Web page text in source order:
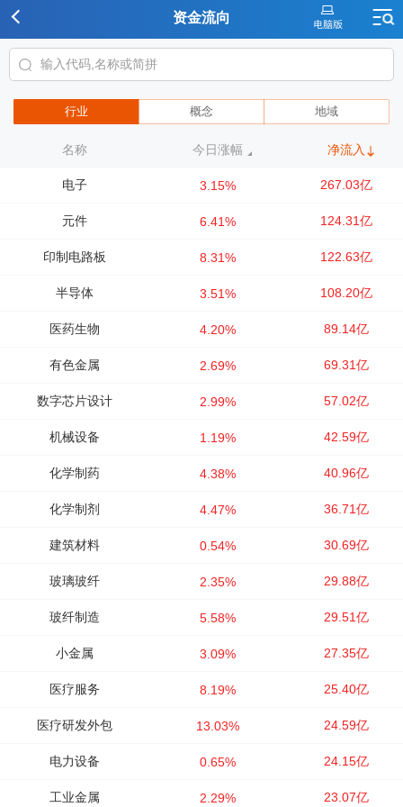
资金流向
行业 概念 地域
名称 今日涨幅 净流入
电子 3.15% 267.03亿
元件 6.41% 124.31亿
印制电路板 8.31% 122.63亿
半导体 3.51% 108.20亿
医药生物 4.20% 89.14亿
有色金属 2.69% 69.31亿
数字芯片设计 2.99% 57.02亿
机械设备 1.19% 42.59亿
化学制药 4.38% 40.96亿
化学制剂 4.47% 36.71亿
建筑材料 0.54% 30.69亿
玻璃玻纤 2.35% 29.88亿
玻纤制造 5.58% 29.51亿
小金属 3.09% 27.35亿
医疗服务 8.19% 25.40亿
医疗研发外包 13.03% 24.59亿
电力设备 0.65% 24.15亿
工业金属 2.29% 23.07亿